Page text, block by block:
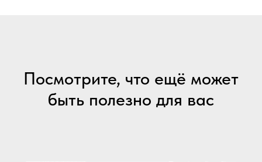
Посмотрите, что ещё может
быть полезно для вас